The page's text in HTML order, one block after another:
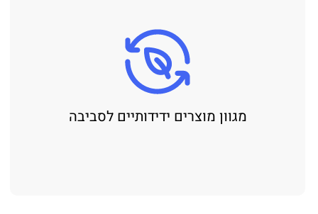
מגוון מוצרים ידידותיים לסביבה